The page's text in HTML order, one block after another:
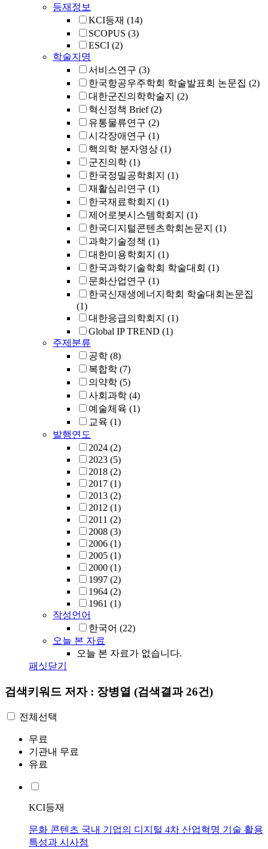
등재정보
KCI등재 (14)
SCOPUS (3)
ESCI (2)
학술지명
서비스연구 (3)
한국항공우주학회 학술발표회 논문집 (2)
대한군진의학학술지 (2)
혁신정책 Brief (2)
유통물류연구 (2)
시각장애연구 (1)
핵의학 분자영상 (1)
군진의학 (1)
한국정밀공학회지 (1)
재활심리연구 (1)
한국재료학회지 (1)
제어로봇시스템학회지 (1)
한국디지털콘텐츠학회논문지 (1)
과학기술정책 (1)
대한미용학회지 (1)
한국과학기술학회 학술대회 (1)
문화산업연구 (1)
한국신재생에너지학회 학술대회논문집
(1)
대한응급의학회지 (1)
Global IP TREND (1)
주제분류
공학 (8)
복합학 (7)
의약학 (5)
사회과학 (4)
예술체육 (1)
교육 (1)
발행연도
2024 (2)
2023 (5)
2018 (2)
2017 (1)
2013 (2)
2012 (1)
2011 (2)
2008 (3)
2006 (1)
2005 (1)
2000 (1)
1997 (2)
1964 (2)
1961 (1)
작성언어
한국어 (22)
오늘 본 자료
오늘 본 자료가 없습니다.
패싯닫기
검색키워드 저자 : 장병열 (검색결과 26건)
전체선택
무료
기관내 무료
유료
KCI등재
문화 콘텐츠 국내 기업의 디지털 4차 산업혁명 기술 활용
특성과 시사점